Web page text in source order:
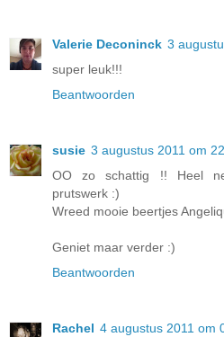
Valerie Deconinck 3
super leuk!!!
Beantwoorden
susie 3 augustus 2011 om
OO zo schattig !! Heel
prutswerk :)
Wreed mooie beertjes
Geniet maar verder :)
Beantwoorden
Rachel 4 augustus 2011 om